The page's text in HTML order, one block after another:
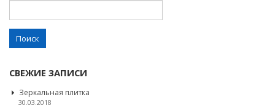
СВЕЖИЕ ЗАПИСИ
Зеркальная плитка
30.03.2018